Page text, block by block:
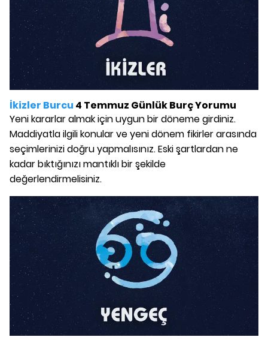
İkizler Burcu 4 Temmuz Günlük Burç Yorumu
Yeni kararlar almak için uygun bir döneme girdiniz.
Maddiyatla ilgili konular ve yeni dönem fikirler arasında
seçimlerinizi doğru yapmalısınız. Eski şartlardan ne
kadar bıktığınızı mantıklı bir şekilde
değerlendirmelisiniz.